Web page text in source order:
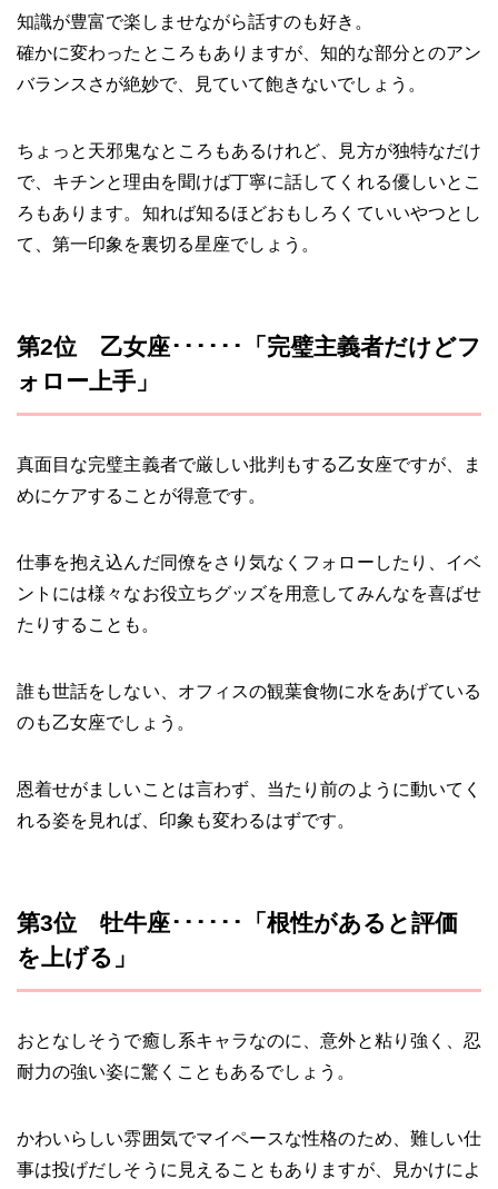
知識が豊富で楽しませながら話すのも好き。
確かに変わったところもありますが、知的な部分とのアン
バランスさが絶妙で、見ていて飽きないでしょう。
ちょっと天邪鬼なところもあるけれど、見方が独特なだけ
で、キチンと理由を聞けば丁寧に話してくれる優しいとこ
ろもあります。知れば知るほどおもしろくていいやつとし
て、第一印象を裏切る星座でしょう。
第2位 乙女座･･････「完璧主義者だけどフ
ォロー上手」
真面目な完璧主義者で厳しい批判もする乙女座ですが、ま
めにケアすることが得意です。
仕事を抱え込んだ同僚をさり気なくフォローしたり、イベ
ントには様々なお役立ちグッズを用意してみんなを喜ばせ
たりすることも。
誰も世話をしない、オフィスの観葉食物に水をあげている
のも乙女座でしょう。
恩着せがましいことは言わず、当たり前のように動いてく
れる姿を見れば、印象も変わるはずです。
第3位 牡牛座･･････「根性があると評価
を上げる」
おとなしそうで癒し系キャラなのに、意外と粘り強く、忍
耐力の強い姿に驚くこともあるでしょう。
かわいらしい雰囲気でマイペースな性格のため、難しい仕
事は投げだしそうに見えることもありますが、見かけによ